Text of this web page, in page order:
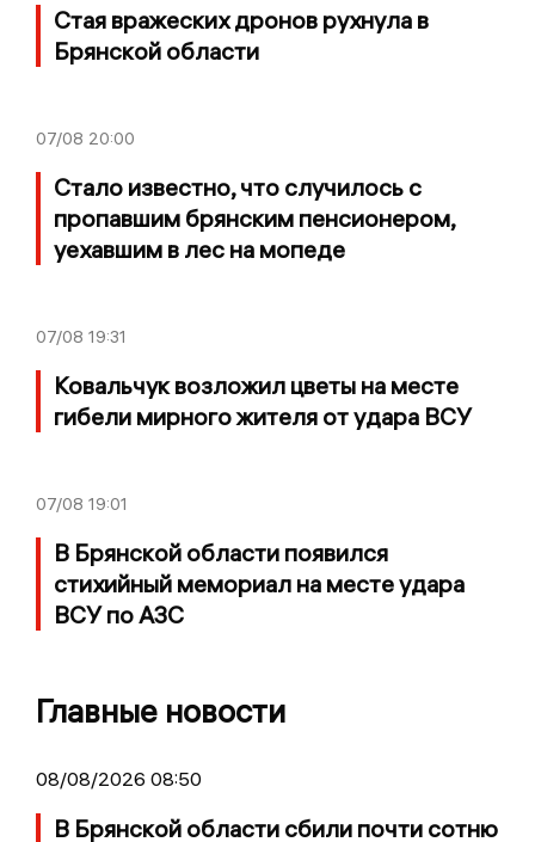
Стая вражеских дронов рухнула в
Брянской области
07/08 20:00
Стало известно, что случилось с
пропавшим брянским пенсионером,
уехавшим в лес на мопеде
07/08 19:31
Ковальчук возложил цветы на месте
гибели мирного жителя от удара ВСУ
07/08 19:01
В Брянской области появился
стихийный мемориал на месте удара
ВСУ по АЗС
Главные новости
08/08/2026 08:50
В Брянской области сбили почти сотню